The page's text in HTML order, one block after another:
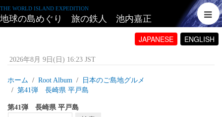
THE WORLD ISLAND EXPEDITION
地球の島めぐり 旅の鉄人 池内嘉正
JAPANESE ENGLISH
2026年8月 9日(日) 16:23 JST
ホーム Root Album
日本のご島地グルメ
第41弾 長崎県 平戸島
第41弾 長崎県 平戸島